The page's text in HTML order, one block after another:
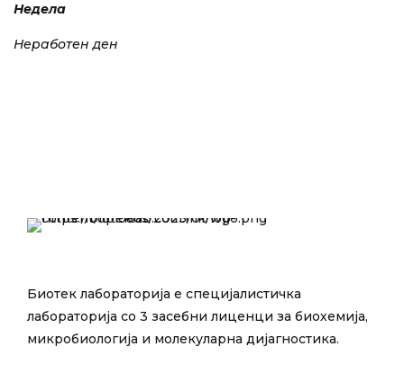
Недела
Неработен ден
Биотек лабораторија е специјалистичка
лабораторија со 3 засебни лиценци за биохемија,
микробиологија и молекуларна дијагностика.